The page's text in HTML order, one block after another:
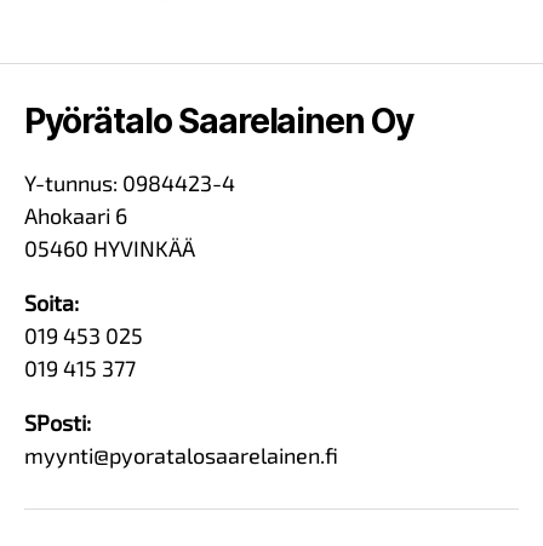
Pyörätalo Saarelainen Oy
Y-tunnus: 0984423-4
Ahokaari 6
05460 HYVINKÄÄ
Soita:
019 453 025
019 415 377
SPosti:
myynti@pyoratalosaarelainen.fi